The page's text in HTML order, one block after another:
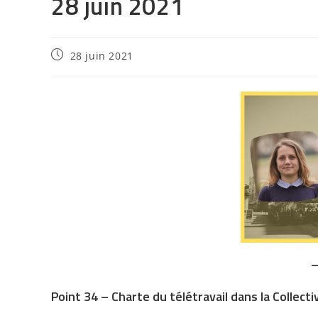
28 juin 2021
Point 34 – Charte du télétravail dans la